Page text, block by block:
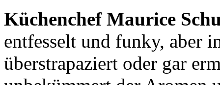
Küchenchef Maurice
entfesselt und funky, aber
überstrapaziert oder gar